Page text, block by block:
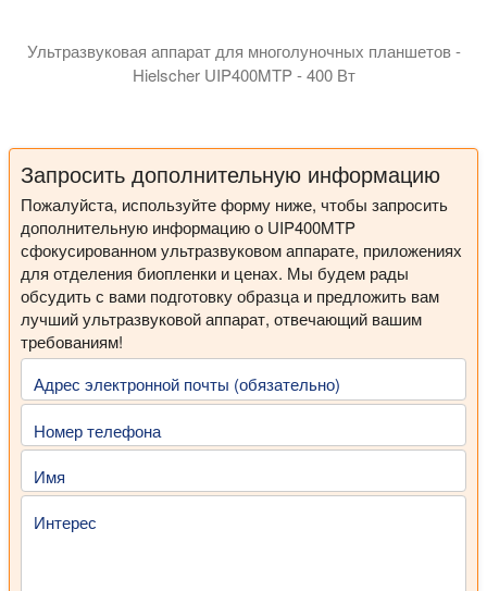
Ультразвуковая аппарат для многолуночных планшетов -
Hielscher UIP400MTP - 400 Вт
Запросить дополнительную информацию
Пожалуйста, используйте форму ниже, чтобы запросить
дополнительную информацию о UIP400MTP
сфокусированном ультразвуковом аппарате, приложениях
для отделения биопленки и ценах. Мы будем рады
обсудить с вами подготовку образца и предложить вам
лучший ультразвуковой аппарат, отвечающий вашим
требованиям!
Адрес электронной почты (обязательно)
Номер телефона
Имя
Интерес